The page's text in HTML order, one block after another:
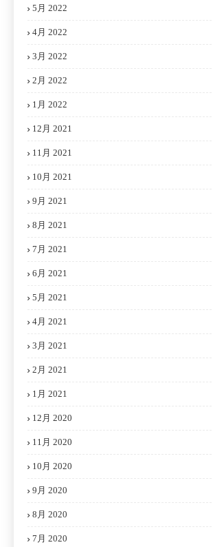
5月 2022
4月 2022
3月 2022
2月 2022
1月 2022
12月 2021
11月 2021
10月 2021
9月 2021
8月 2021
7月 2021
6月 2021
5月 2021
4月 2021
3月 2021
2月 2021
1月 2021
12月 2020
11月 2020
10月 2020
9月 2020
8月 2020
7月 2020